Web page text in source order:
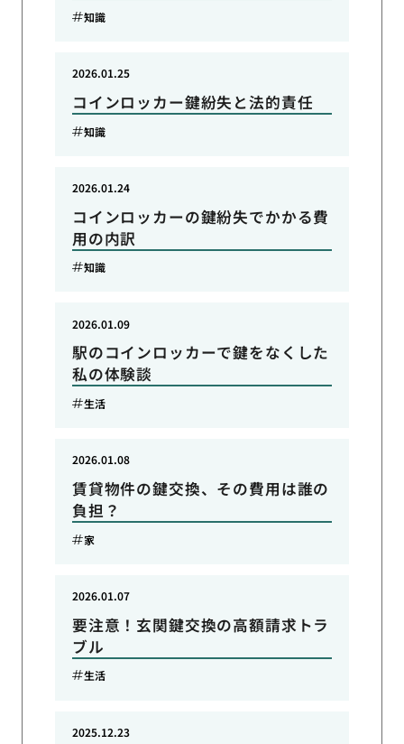
知識
コインロッカー鍵紛失と法的責任
2026.01.25
知識
コインロッカーの鍵紛失でかかる費
用の内訳
2026.01.24
知識
駅のコインロッカーで鍵をなくした
私の体験談
2026.01.09
生活
賃貸物件の鍵交換、その費用は誰の
負担？
2026.01.08
家
要注意！玄関鍵交換の高額請求トラ
ブル
2026.01.07
生活
2025.12.23